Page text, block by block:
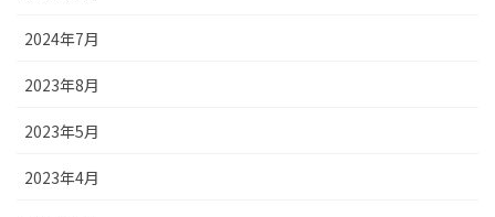
2024年7月
2023年8月
2023年5月
2023年4月